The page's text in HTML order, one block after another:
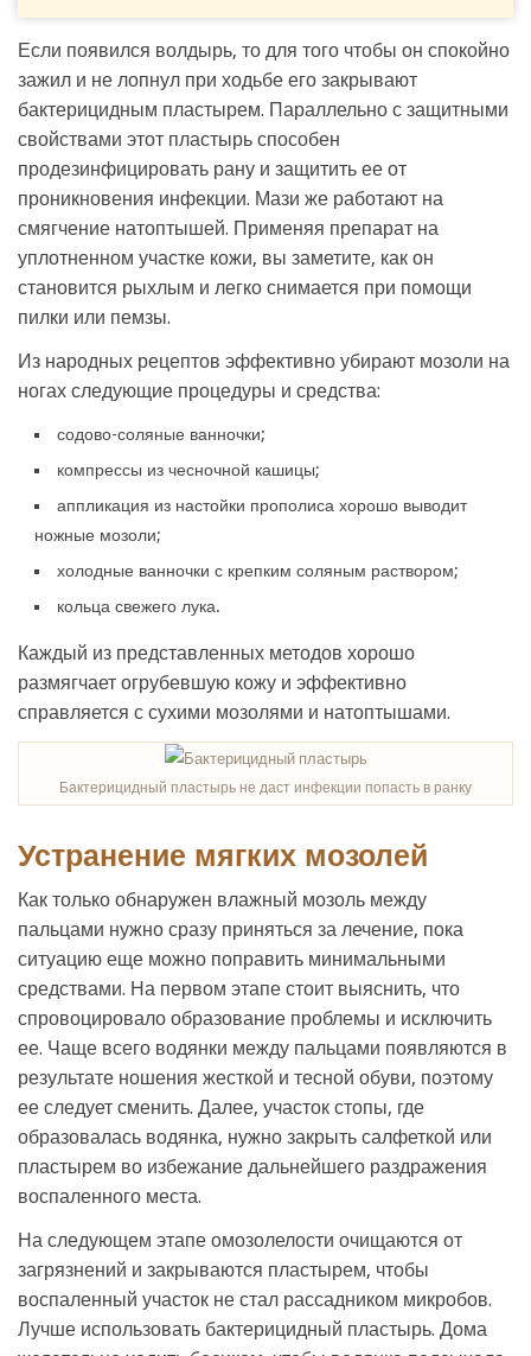
Если появился волдырь, то для того чтобы он спокойно
зажил и не лопнул при ходьбе его закрывают
бактерицидным пластырем. Параллельно с защитными
свойствами этот пластырь способен
продезинфицировать рану и защитить ее от
проникновения инфекции. Мази же работают на
смягчение натоптышей. Применяя препарат на
уплотненном участке кожи, вы заметите, как он
становится рыхлым и легко снимается при помощи
пилки или пемзы.
Из народных рецептов эффективно убирают мозоли на
ногах следующие процедуры и средства:
содово-соляные ванночки;
компрессы из чесночной кашицы;
аппликация из настойки прополиса хорошо выводит
ножные мозоли;
холодные ванночки с крепким соляным раствором;
кольца свежего лука.
Каждый из представленных методов хорошо
размягчает огрубевшую кожу и эффективно
справляется с сухими мозолями и натоптышами.
Бактерицидный пластырь не даст инфекции попасть в ранку
Устранение мягких мозолей
Как только обнаружен влажный мозоль между
пальцами нужно сразу приняться за лечение, пока
ситуацию еще можно поправить минимальными
средствами. На первом этапе стоит выяснить, что
спровоцировало образование проблемы и исключить
ее. Чаще всего водянки между пальцами появляются в
результате ношения жесткой и тесной обуви, поэтому
ее следует сменить. Далее, участок стопы, где
образовалась водянка, нужно закрыть салфеткой или
пластырем во избежание дальнейшего раздражения
воспаленного места.
На следующем этапе омозолелости очищаются от
загрязнений и закрываются пластырем, чтобы
воспаленный участок не стал рассадником микробов.
Лучше использовать бактерицидный пластырь. Дома